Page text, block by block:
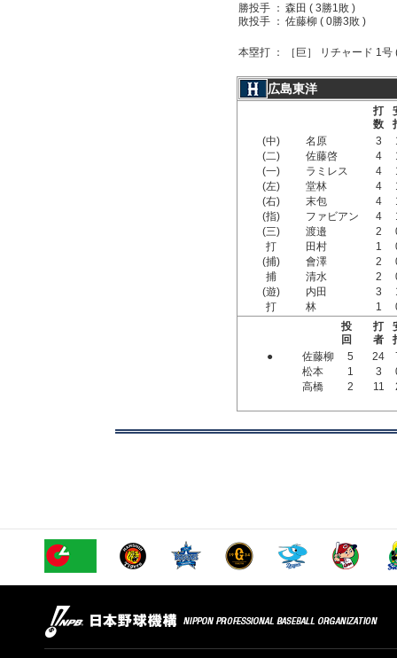
勝投手 ： 森田 ( 3勝1敗 )
敗投手 ： 佐藤柳 ( 0勝3敗 )
本塁打 ： ［巨］ リチャード 1
広島東洋
打
数
(中)
名原 3
(二)
佐藤啓 4
(一)
ラミレス 4
(左)
堂林 4
(右)
末包 4
(指)
ファビアン 4
(三)
渡邉 2
打
田村 1
(捕)
會澤 2
捕
清水 2
(遊)
内田 3
打
林 1
投
回
打
者
●
佐藤柳 5 24
松本
1 3
高橋
2 11